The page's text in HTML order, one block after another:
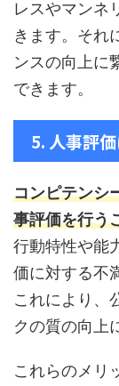
レスやマンネ
きます。それ
ンスの向上に
できます。
5. 人事評
コンピテンシ
事評価を行う
行動特性や能
価に対する不
これにより、
クの質の向上
これらのメリ